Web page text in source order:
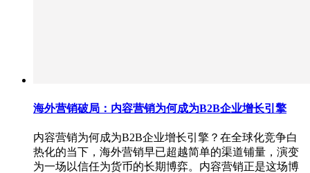
海外营销破局：内容营销为何成为B2B企业增长引擎
内容营销为何成为B2B企业增长引擎？在全球化竞争白
热化的当下，海外营销早已超越简单的渠道铺量，演变
为一场以信任为货币的长期博弈。内容营销正是这场博